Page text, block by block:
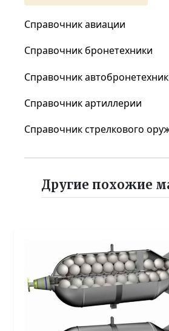
Справочник авиации
Справочник бронетехники
Справочник
Справочник артиллерии
Справочник стрелкового
Другие похожие